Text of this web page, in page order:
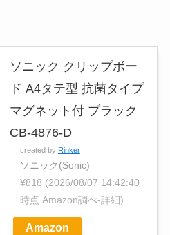
ソニック クリップボー
ド A4タテ型 抗菌タイプ
マグネット付 ブラック
CB-4876-D
created by Rinker
ソニック(Sonic)
¥818 (2026/08/07 14:42:40
時点 Amazon調べ-詳細)
Amazon